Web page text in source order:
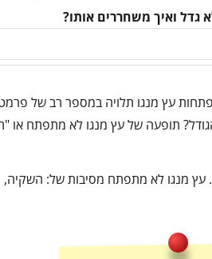
ואיך משחררים אותו?
עץ מנגו תלויה במספר רב של
תופעה של עץ מנגו לא מתפתח או
עץ מנגו לא מתפתח מסיבות של: